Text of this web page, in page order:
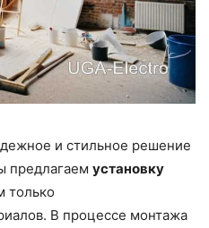
и стильное решение
предлагаем установку
только
В процессе монтажа